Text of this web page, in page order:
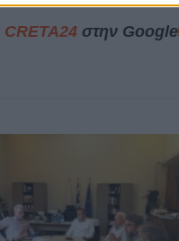
CRETA24στην Google